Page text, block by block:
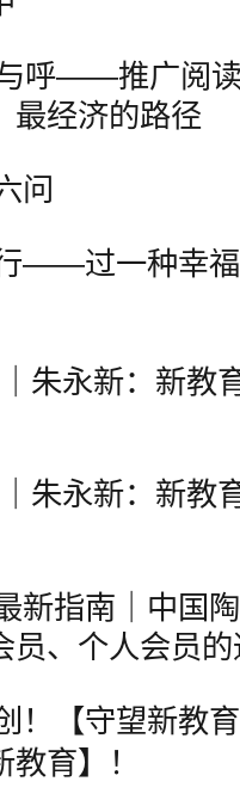
呼——推广阅
最经济的路径
问
——过一种幸
朱永新：新教
朱永新：新教
新指南｜中国
员、个人会员
！【守望新教
育】！